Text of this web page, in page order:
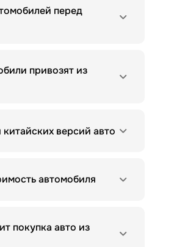
перед
привозят из
версий авто
автомобиля
покупка авто из